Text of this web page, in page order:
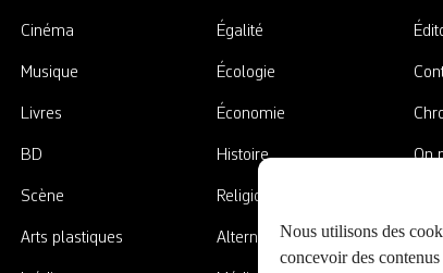
Nous utilisons des
concevoir des
Cinéma
Musique
Livres
BD
Scène
Arts plastiques
Égalité
Écologie
Économie
Histoire
Religions
Alternatives
On
A